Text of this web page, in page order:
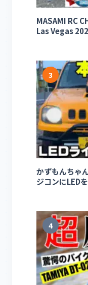
MASAMI RC
Las Vegas
3
かずもんちゃ
ジコンにLED
4